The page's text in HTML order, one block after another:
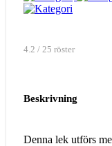
4.2 / 25 röster
Beskrivning
Denna lek utförs